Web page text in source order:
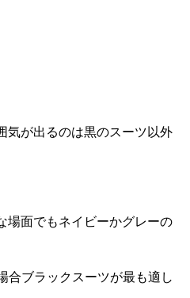
気が出るのは黒のスーツ以外
場面でもネイビーかグレーの
合ブラックスーツが最も適し